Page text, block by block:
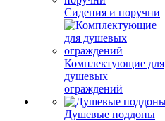
Сидения и поручни
Комплектующие для
душевых
ограждений
Душевые поддоны